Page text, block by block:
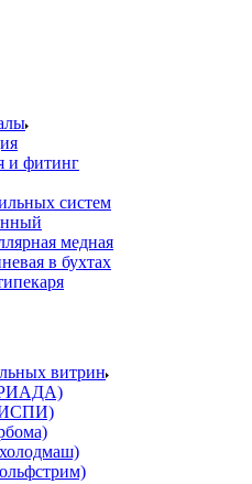
и фитинг
систем
медная
в бухтах
витрин